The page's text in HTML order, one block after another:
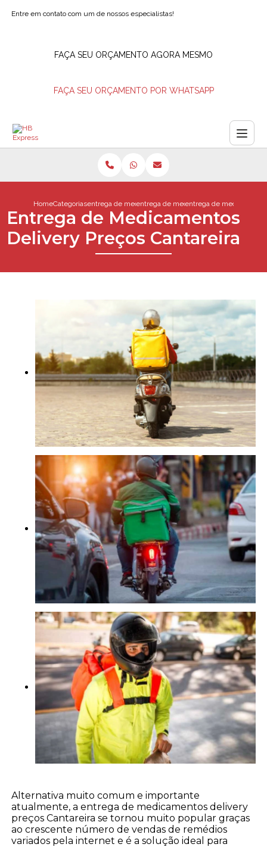
Entre em contato com um de nossos especialistas!
FAÇA SEU ORÇAMENTO AGORA MESMO
FAÇA SEU ORÇAMENTO POR WHATSAPP
HomeCategoriasentrega de medicamentosentrega de medicamentos delivery
entrega de
Entrega de Medicamentos
Delivery Preços Cantareira
Alternativa muito comum e importante
atualmente, a entrega de medicamentos delivery
preços Cantareira se tornou muito popular graças
ao crescente número de vendas de remédios
variados pela internet e é a solução ideal para